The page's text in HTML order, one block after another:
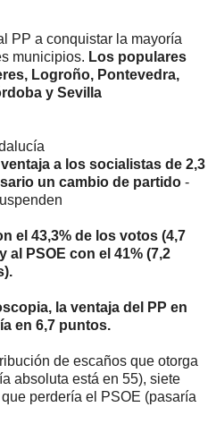
PP a conquistar la mayoría
municipios. Los populares
Logroño, Pontevedra,
y Sevilla
a los socialistas de 2,3
un cambio de partido -
el 43,3% de los votos (4,7
al PSOE con el 41% (7,2
la ventaja del PP en
en 6,7 puntos.
de escaños que otorga
absoluta está en 55), siete
perdería el PSOE (pasaría